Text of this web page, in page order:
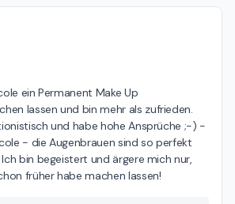
und bis bald. Liebe Grüße Nicole 🌸
ein Permanent Make Up
lassen und bin mehr als zufrieden.
und habe hohe Ansprüche ;-) -
- die Augenbrauen sind so perfekt
bin begeistert und ärgere mich nur,
früher habe machen lassen!